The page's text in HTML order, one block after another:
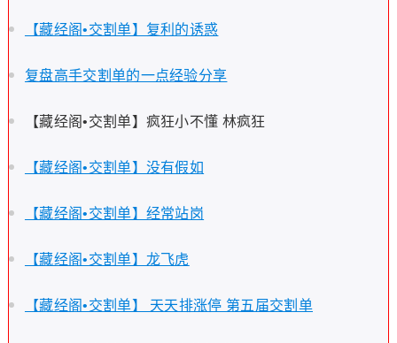
【藏经阁•交割单】复利的诱惑
复盘高手交割单的一点经验分享
【藏经阁•交割单】疯狂小不懂 林疯狂
【藏经阁•交割单】没有假如
【藏经阁•交割单】经常站岗
【藏经阁•交割单】龙飞虎
【藏经阁•交割单】 天天排涨停 第五届交割单